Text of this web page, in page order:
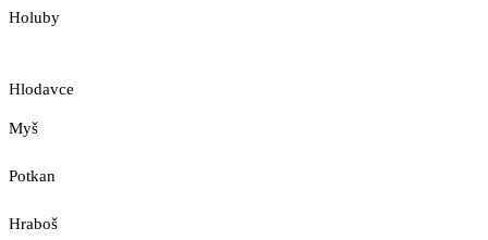
Holuby
Hlodavce
Myš
Potkan
Hraboš